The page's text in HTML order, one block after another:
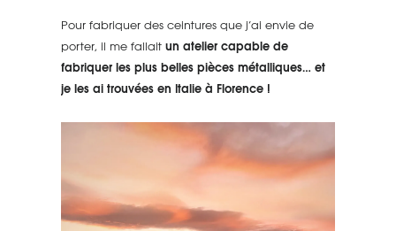
Pour fabriquer des ceintures que j’ai envie de
porter, il me fallaitun atelier capable de
fabriquer les plus belles pièces métalliques… et
je les ai trouvées en Italie à Florence !